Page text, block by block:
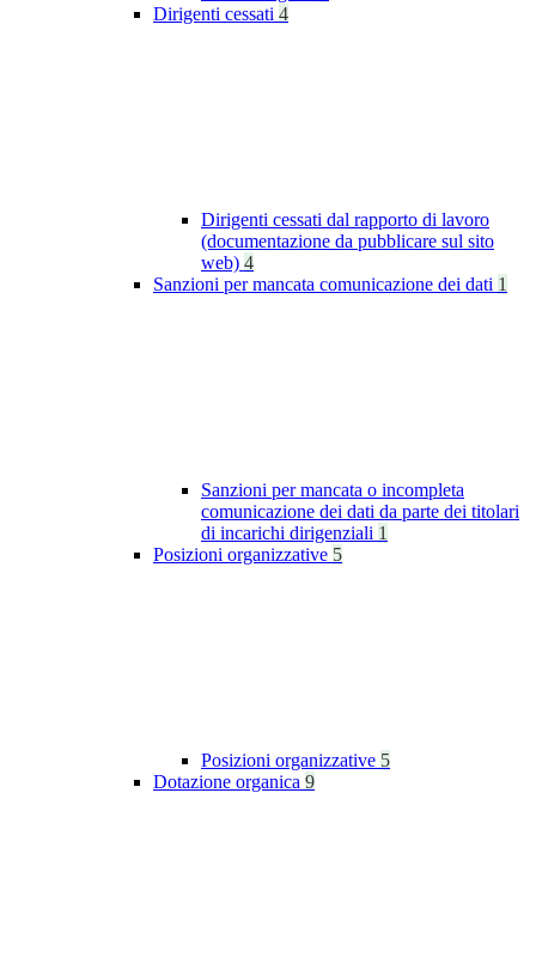
Dirigenti cessati 4
Dirigenti cessati dal rapporto di lavoro
(documentazione da pubblicare sul sito
web) 4
Sanzioni per mancata comunicazione dei dati 1
Sanzioni per mancata o incompleta
comunicazione dei dati da parte dei titolari
di incarichi dirigenziali 1
Posizioni organizzative 5
Posizioni organizzative 5
Dotazione organica 9